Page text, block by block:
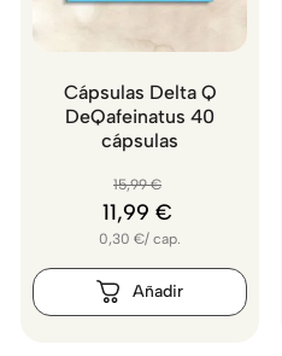
Cápsulas Delta Q
DeQafeinatus 40
cápsulas
15,99 €
11,99 €
0,30 €/ cap.